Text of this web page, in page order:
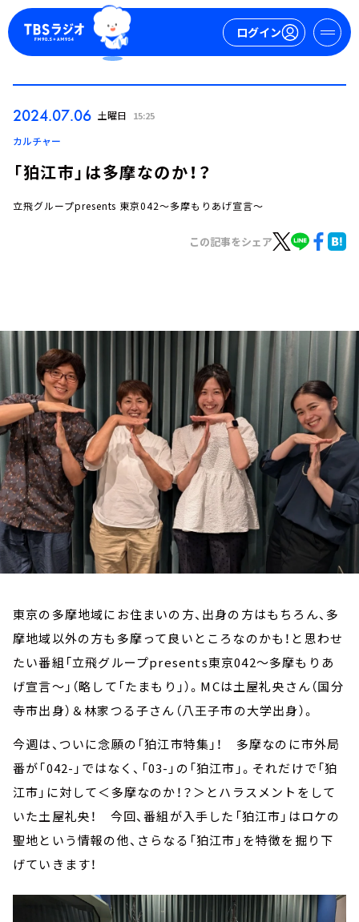
ログイン
トピックス
TBS Podcast
お知らせ
イベント・グッズ
YouTube
会社情報
2024.07.06 土曜日 15:25
カルチャー
「狛江市」は多摩なのか！？
立飛グループpresents 東京042～多摩もりあげ宣言～
この記事をシェア
東京の多摩地域にお住まいの方、出身の方はもちろん、多
摩地域以外の方も多摩って良いところなのかも！と思わせ
たい番組「立飛グループpresents東京042～多摩もりあ
げ宣言～」（略して「たまもり」）。MCは土屋礼央さん（国分
寺市出身）＆林家つる子さん（八王子市の大学出身）。
今週は、ついに念願の「狛江市特集」！ 多摩なのに市外局
番が「042-」ではなく、「03-」の「狛江市」。それだけで「狛
江市」に対して＜多摩なのか！？＞とハラスメントをして
いた土屋礼央！ 今回、番組が入手した「狛江市」はロケの
聖地という情報の他、さらなる「狛江市」を特徴を掘り下
げていきます！